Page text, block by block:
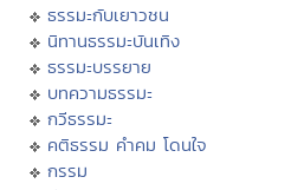
ธรรมะกับเยาวชน
นิทานธรรมะบันเทิง
ธรรมะบรรยาย
บทความธรรมะ
กวีธรรมะ
คติธรรม คำคม โดนใจ
กรรม